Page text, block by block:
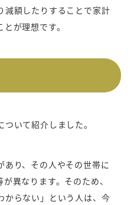
減額したりすることで家計
が理想です。
いて紹介しました。
あり、その人やその世帯に
異なります。そのため、
からない」という人は、今